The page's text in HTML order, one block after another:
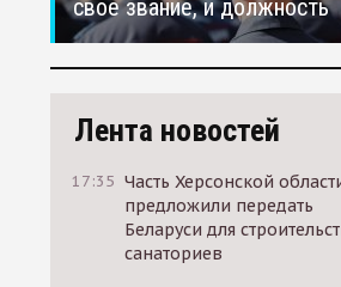
свое звание, и должность
Лента новостей
17:35 Часть Херсонской
предложили передать
Беларуси для
санаториев